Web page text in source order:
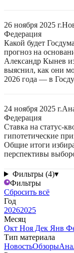
26 ноября 2025 г.
Федерация
Какой будет
прогноз на
Александр Кынев
выяснил, как они
2026 года — в
24 ноября 2025 г.
Федерация
Ставка на статус-
гипотетические
Общие итоги
перспективы
Фильтры (4)▾
Фильтры
Сбросить всё
Год
20262025
Месяц
Окт Ноя Дек Янв
Тип материала
НовостьОбзоры